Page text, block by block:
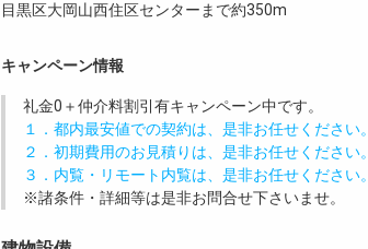
目黒区大岡山西住区センターまで約350m
キャンペーン情報
礼金0 ＋仲介料割引有キャンペーン中です。
１．都内最安値での契約は、是非お任せください。
２．初期費用のお見積りは、是非お任せください。
３．内覧・リモート内覧は、是非お任せください。
※諸条件・詳細等は是非お問合せ下さいませ。